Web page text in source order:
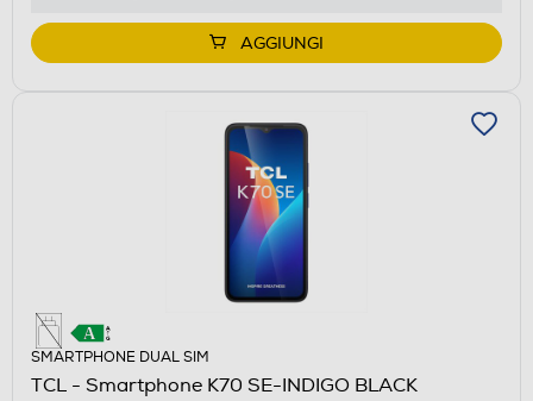
AGGIUNGI
SMARTPHONE DUAL SIM
TCL - Smartphone K70 SE-INDIGO BLACK